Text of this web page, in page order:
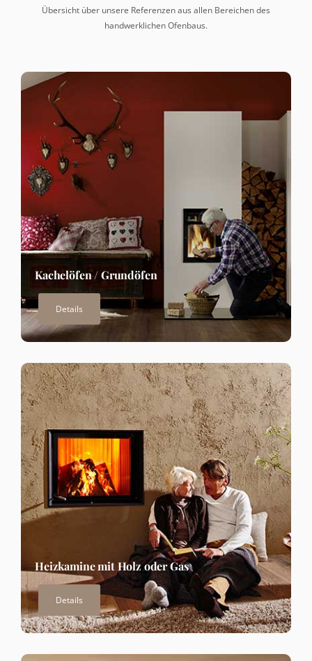
Übersicht über unsere Referenzen aus allen Bereichen des
handwerklichen Ofenbaus.
Kachelöfen / Grundöfen
Details
Heizkamine mit Holz oder Gas
Details